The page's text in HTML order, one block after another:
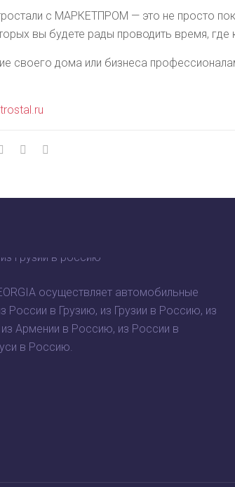
с МАРКЕТПРОМ — это не просто
вы будете рады проводить время,
своего дома или бизнеса
осуществляет автомобильные
России в Грузию, из Грузии в Россию, из
Армении в Россию, из России в
в Россию.